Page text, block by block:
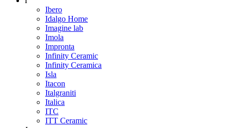
Ibero
Idalgo Home
Imagine lab
Imola
Impronta
Infinity Ceramic
Infinity Ceramica
Isla
Itacon
Italgraniti
Italica
ITC
ITT Ceramic